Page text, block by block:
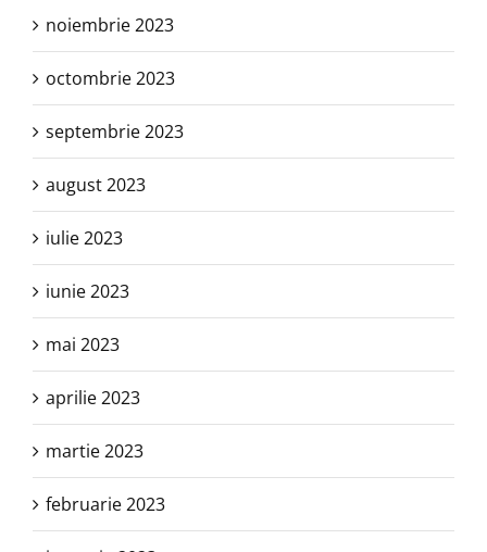
noiembrie 2023
octombrie 2023
septembrie 2023
august 2023
iulie 2023
iunie 2023
mai 2023
aprilie 2023
martie 2023
februarie 2023